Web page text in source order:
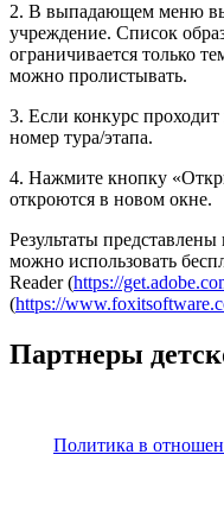
2. В выпадающем меню
учреждение. Список
ограничивается только
можно пролистывать.
3. Если конкурс проходит
номер тура/этапа.
4. Нажмите кнопку
откроются в новом окне.
Результаты
можно использовать
Reader (https://
(https://
Партнеры
Политика в